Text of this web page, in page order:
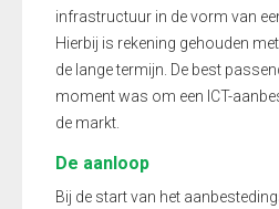
infrastructuur in de vorm van
Hierbij is rekening gehouden
de lange termijn. De best
moment was om een ICT-
de markt.
De aanloop
Bij de start van het